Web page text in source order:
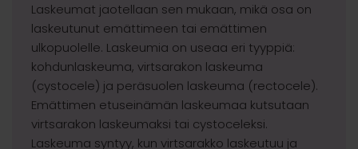
Laskeumat jaotellaan sen mukaan, mikä osa on
laskeutunut emättimeen tai emättimen
ulkopuolelle. Laskeumia on useaa eri tyyppiä:
kohdunlaskeuma, virtsarakon laskeuma
(cystocele) ja peräsuolen laskeuma (rectocele).
Emättimen etuseinämän laskeumaa kutsutaan
virtsarakon laskeumaksi tai cystoceleksi.
Laskeuma syntyy, kun virtsarakko laskeutuu ja